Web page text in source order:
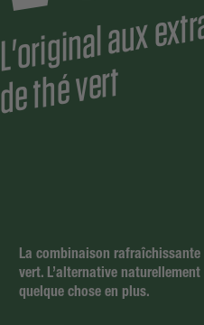
e
ert
La combinaison
vert. L’alternative
quelque chose en plus.
Bestelle jetzt das rivella in